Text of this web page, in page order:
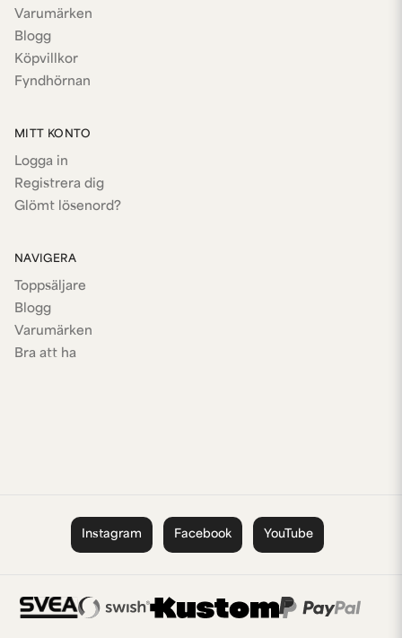
Varumärken
Blogg
Köpvillkor
Fyndhörnan
MITT KONTO
Logga in
Registrera dig
Glömt lösenord?
NAVIGERA
Toppsäljare
Blogg
Varumärken
Bra att ha
Instagram Facebook YouTube